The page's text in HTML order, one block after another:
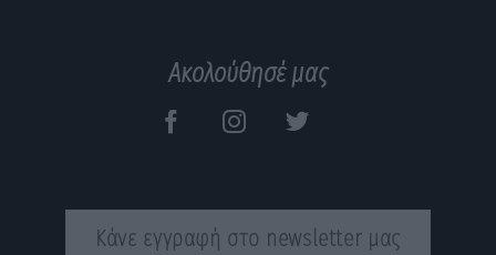
Ακολούθησέ μας
Κάνε εγγραφή στο newsletter μας